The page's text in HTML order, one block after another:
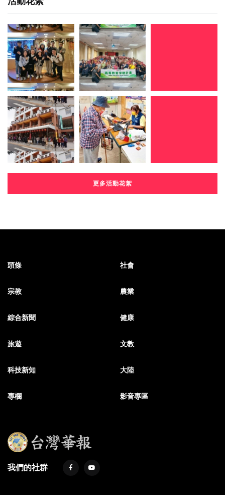
更多活動花絮
頭條 社會
宗教 農業
綜合新聞 健康
旅遊 文教
科技新知 大陸
專欄 影音專區
我們的社群